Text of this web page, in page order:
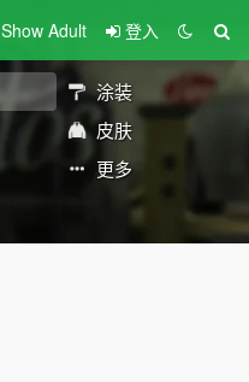
Show Adult 登入
涂装
皮肤
更多